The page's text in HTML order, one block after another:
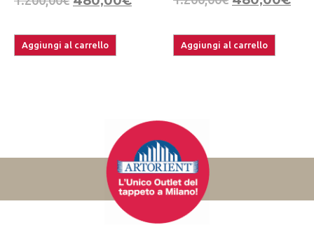
Aggiungi al carrello Aggiungi al carrello